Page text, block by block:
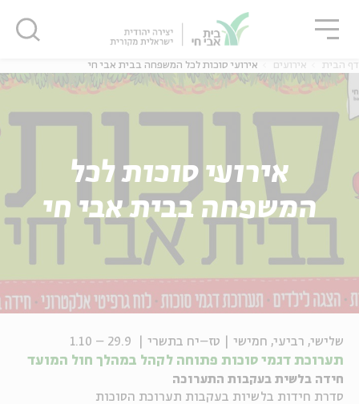
אנגלית
דף הבית אירועים אירועי סוכות לכל המשפחה בבית אבי חי
אירועי סוכות לכל
המשפחה בבית אבי חי
שלישי, רביעי, חמישי | טז–יח בתשרי | 29.9 – 1.10
תערוכת דגמי סוכות פתוחה לקהל במהלך חול המועד
חידה בלשית בעקבות התערוכה
סדרת חידות בלשיות בעקבות תערוכת הסוכות
סגור